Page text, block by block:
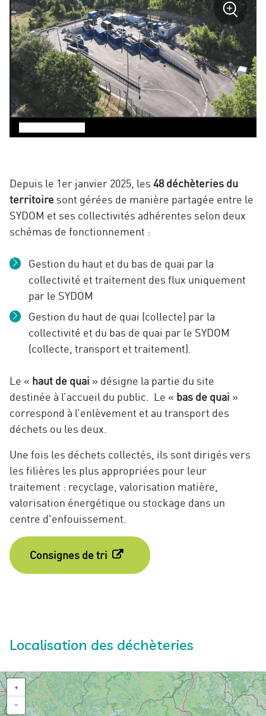
Zoom
+
sur
la
photo
:
Nant
Depuis le 1er janvier 2025, les 48 déchèteries du
territoire sont gérées de manière partagée entre le
SYDOM et ses collectivités adhérentes selon deux
schémas de fonctionnement :
Gestion du haut et du bas de quai par la
collectivité et traitement des flux uniquement
par le SYDOM
Gestion du haut de quai (collecte) par la
collectivité et du bas de quai par le SYDOM
(collecte, transport et traitement).
Le « haut de quai » désigne la partie du site
destinée à l’accueil du public. Le « bas de quai »
correspond à l’enlèvement et au transport des
déchets ou les deux.
Une fois les déchets collectés, ils sont dirigés vers
les filières les plus appropriées pour leur
traitement : recyclage, valorisation matière,
valorisation énergétique ou stockage dans un
centre d'enfouissement.
Consignes de tri
Localisation des déchèteries
+
−